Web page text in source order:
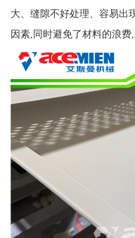
大、缝隙不好处理、容易出
因素,同时避免了材料的浪费,